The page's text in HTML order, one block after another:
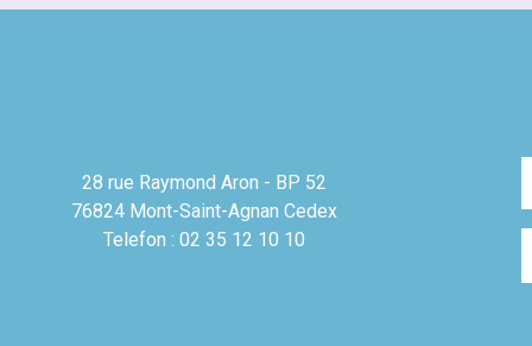
28 rue Raymond Aron - BP 52
76824 Mont-Saint-Agnan Cedex
Telefon : 02 35 12 10 10